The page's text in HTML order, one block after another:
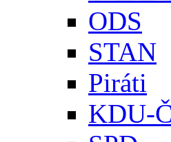
ODS
STAN
Piráti
KDU-